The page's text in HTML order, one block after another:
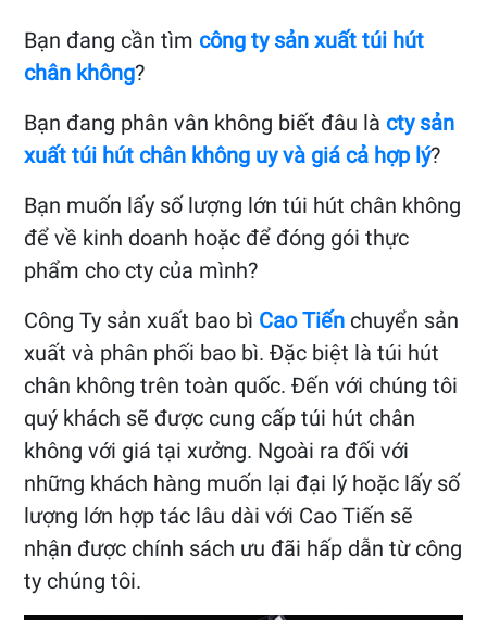
Bạn đang cần tìm công ty sản xuất túi hút
chân không?
Bạn đang phân vân không biết đâu là cty sản
xuất túi hút chân không uy và giá cả hợp lý?
Bạn muốn lấy số lượng lớn túi hút chân không
để về kinh doanh hoặc để đóng gói thực
phẩm cho cty của mình?
Công Ty sản xuất bao bì Cao Tiến chuyển sản
xuất và phân phối bao bì. Đặc biệt là túi hút
chân không trên toàn quốc. Đến với chúng tôi
quý khách sẽ được cung cấp túi hút chân
không với giá tại xưởng. Ngoài ra đối với
những khách hàng muốn lại đại lý hoặc lấy số
lượng lớn hợp tác lâu dài với Cao Tiến sẽ
nhận được chính sách ưu đãi hấp dẫn từ công
ty chúng tôi.